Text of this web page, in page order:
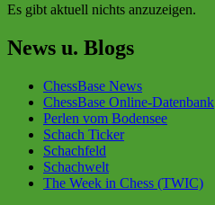
Es gibt aktuell nichts anzuzeigen.
News u. Blogs
ChessBase News
ChessBase Online-Datenbank
Perlen vom Bodensee
Schach Ticker
Schachfeld
Schachwelt
The Week in Chess (TWIC)